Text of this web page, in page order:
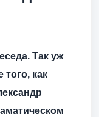
Так уж
того, как